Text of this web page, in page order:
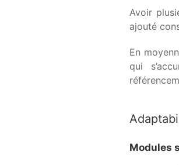
Avoir
ajouté
En
qui
Modules